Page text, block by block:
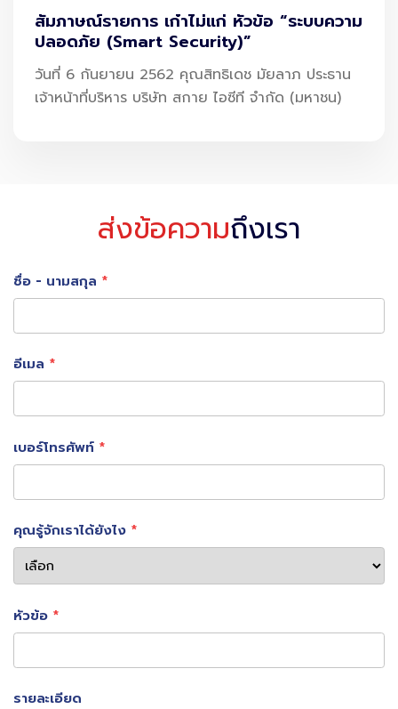
ระบบผสมเชื้อเพลิง (Blending System) ตามมาตรฐานสากล
ระบบควบคุมคุณภาพ (Quality Control & Testing)
ความซับซ้อนเหล่านี้ทำให้ “การบริหารจัดการข้อมูล” และ “ระบบ
ดิจิทัล” มีบทบาทสำคัญมากขึ้น โดยเฉพาะในการติดตาม
ปริมาณ SAF การคำนวณคาร์บอน และการรายงานตามข้อ
กำหนดระหว่างประเทศ
ราคาที่ยังเป็นโจทย์ใหญ่ (แต่ไม่ใช่ตลอด
ปัจจุบัน SAF มีราคาสูงกว่าน้ำมันอากาศยานทั่วไปประมาณ 2–
4 เท่า ซึ่งเป็นอุปสรรคสำคัญต่อการใช้งานในวงกว้าง อย่างไร
ก็ตาม สนามบินที่สามารถ
จัดหา SAF ได้ในปริมาณมาก (economies of scale)
บริหาร supply chain ได้อย่างมีประสิทธิภาพ
ใช้ระบบดิจิทัลช่วย optimize การใช้งาน
จะสามารถ “ลดต้นทุนต่อหน่วย” และสร้างความได้เปรียบในการ
ดึงดูดสายการบิน
สัมภาษณ์รายการ เก๋าไม่แก่ หัวข้อ “ระบบความ
ปลอดภัย (Smart Security)”
วันที่ 6 กันยายน 2562 คุณสิทธิเดช มัยลาภ ประธาน
เจ้าหน้าที่บริหาร บริษัท สกาย ไอซีที จำกัด (มหาชน)
ส่งข้อความถึงเรา
ชื่อ - นามสกุล
อีเมล
เบอร์โทรศัพท์
คุณรู้จักเราได้ยังไง
หัวข้อ
รายละเอียด